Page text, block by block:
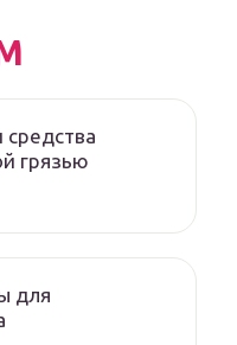
средства
грязью
для